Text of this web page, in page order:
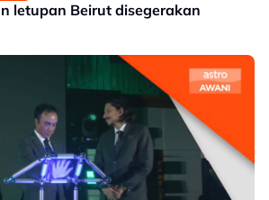
letupan Beirut disegerakan